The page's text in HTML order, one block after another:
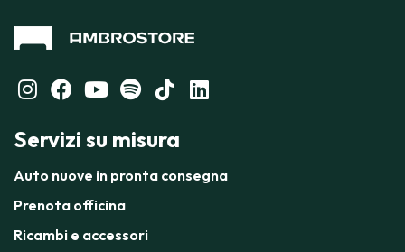
Servizi su misura
Auto nuove in pronta consegna
Prenota officina
Ricambi e accessori